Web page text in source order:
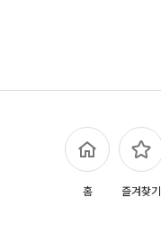
홈 즐겨찾기